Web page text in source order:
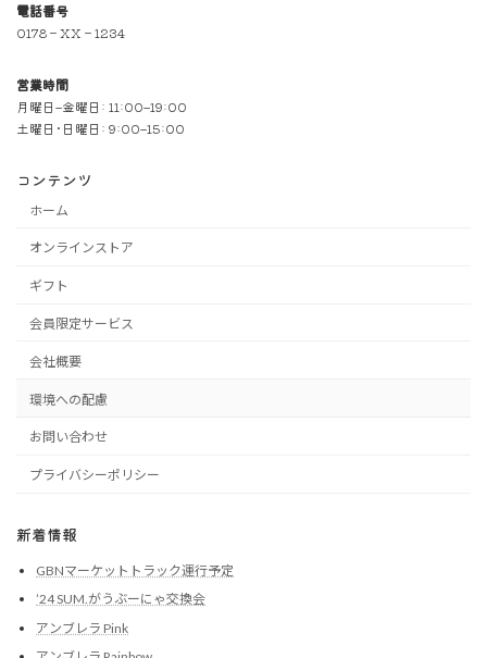
電話番号
0178－XX－1234
営業時間
月曜日–金曜日: 11:00–19:00
土曜日･日曜日: 9:00–15:00
コンテンツ
ホーム
オンラインストア
ギフト
会員限定サービス
会社概要
環境への配慮
お問い合わせ
プライバシーポリシー
新着情報
GBNマーケットトラック運行予定
’24 SUM.がうぶーにゃ交換会
アンブレラ Pink